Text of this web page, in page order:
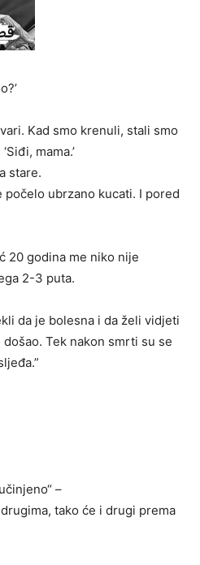
Kad smo krenuli, stali smo
mama.’
stare.
počelo ubrzano kucati. I pored
20 godina me niko nije
2-3 puta.
da je bolesna i da želi vidjeti
Tek nakon smrti su se
–
tako će i drugi prema